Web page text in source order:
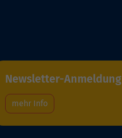
Newsletter-Anmeldung
mehr Info